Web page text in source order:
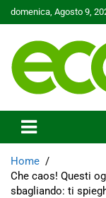
Skip
to
domenica, Agosto 9,
Ecoo.it
Home
Che caos! Questi
sbagliando: ti